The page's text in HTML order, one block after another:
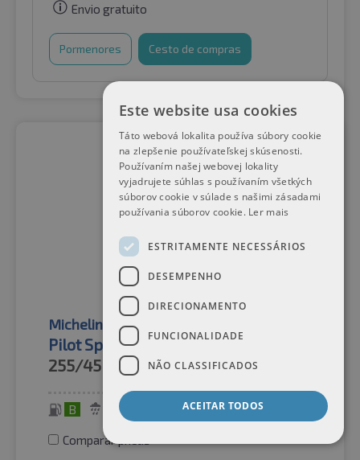
Envio gratuito
Pormenores Cesto de compras
Michelin Pneus de verão
Pilot Sport 4 SUV AO1 XL TL
255/45R20
105W
B
Comparar pneus
Este website usa cookies
Táto webová lokalita používa súbory cookie
na zlepšenie používateľskej skúsenosti.
Používaním našej webovej lokality
vyjadrujete súhlas s používaním všetkých
súborov cookie v súlade s našimi zásadami
používania súborov cookie. Ler mais
ESTRITAMENTE NECESSÁRIOS
DESEMPENHO
DIRECIONAMENTO
FUNCIONALIDADE
NÃO CLASSIFICADOS
ACEITAR TODOS